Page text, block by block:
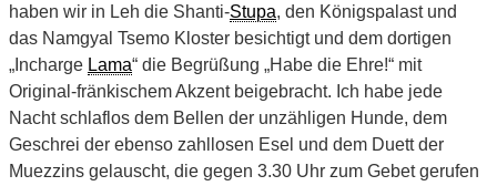
haben wir in Leh die Shanti-Stupa, den Königspalast und
das Namgyal Tsemo Kloster besichtigt und dem dortigen
„Incharge Lama“ die Begrüßung „Habe die Ehre!“ mit
Original-fränkischem Akzent beigebracht. Ich habe jede
Nacht schlaflos dem Bellen der unzähligen Hunde, dem
Geschrei der ebenso zahllosen Esel und dem Duett der
Muezzins gelauscht, die gegen 3.30 Uhr zum Gebet gerufen